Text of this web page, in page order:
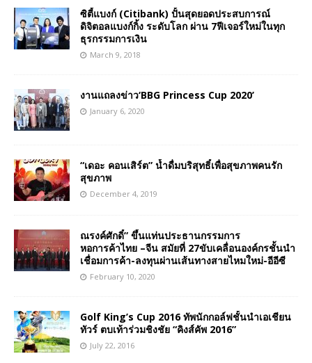
ซิตี้แบงก์ (Citibank) ปั้นสุดยอดประสบการณ์
ดิจิตอลแบงก์กิ้ง ระดับโลก ผ่าน 7ฟีเจอร์ใหม่ในทุก
ธุรกรรมการเงิน
March 9, 2018
งานแถลงข่าว‘BBG Princess Cup 2020’
January 6, 2020
“เดอะ คอนเสิร์ต” น้ำดื่มบริสุทธิ์เพื่อสุขภาพคนรัก
สุขภาพ
December 4, 2019
ณรงค์ศักดิ์” ขึ้นแท่นประธานกรรมการ
หอการค้าไทย –จีน สมัยที่ 27ขับเคลื่อนองค์กรชั้นนำ
เชื่อมการค้า-ลงทุนผ่านเส้นทางสายไหมใหม่-อีอีซี
February 10, 2020
Golf King’s Cup 2016 ทัพนักกอล์ฟชั้นนำเอเชียน
ทัวร์ ตบเท้าร่วมชิงชัย “คิงส์คัพ 2016”
July 22, 2016